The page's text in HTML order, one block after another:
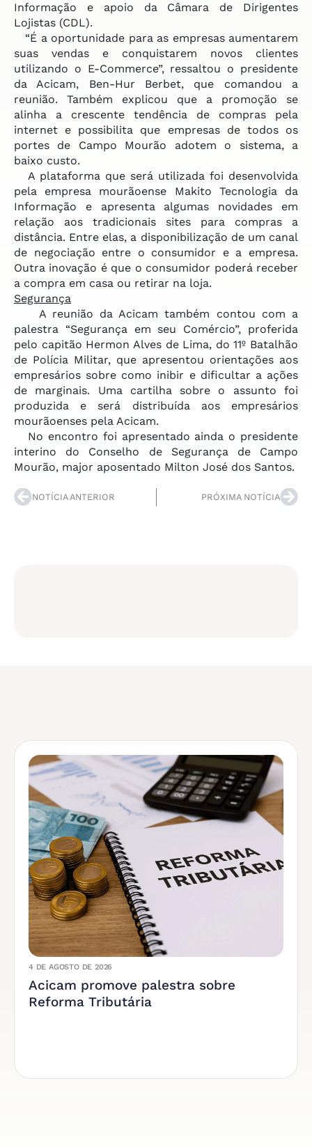
Informação e apoio da Câmara de Dirigentes
Lojistas (CDL).
“É a oportunidade para as empresas aumentarem
suas vendas e conquistarem novos clientes
utilizando o E-Commerce”, ressaltou o presidente
da Acicam, Ben-Hur Berbet, que comandou a
reunião. Também explicou que a promoção se
alinha a crescente tendência de compras pela
internet e possibilita que empresas de todos os
portes de Campo Mourão adotem o sistema, a
baixo custo.
A plataforma que será utilizada foi desenvolvida
pela empresa mourãoense Makito Tecnologia da
Informação e apresenta algumas novidades em
relação aos tradicionais sites para compras a
distância. Entre elas, a disponibilização de um canal
de negociação entre o consumidor e a empresa.
Outra inovação é que o consumidor poderá receber
a compra em casa ou retirar na loja.
Segurança
A reunião da Acicam também contou com a
palestra “Segurança em seu Comércio”, proferida
pelo capitão Hermon Alves de Lima, do 11º Batalhão
de Polícia Militar, que apresentou orientações aos
empresários sobre como inibir e dificultar a ações
de marginais. Uma cartilha sobre o assunto foi
produzida e será distribuída aos empresários
mourãoenses pela Acicam.
No encontro foi apresentado ainda o presidente
interino do Conselho de Segurança de Campo
Mourão, major aposentado Milton José dos Santos.
NOTÍCIA ANTERIOR PRÓXIMA NOTÍCIA
4 DE AGOSTO DE 2026
Acicam promove palestra sobre
Reforma Tributária